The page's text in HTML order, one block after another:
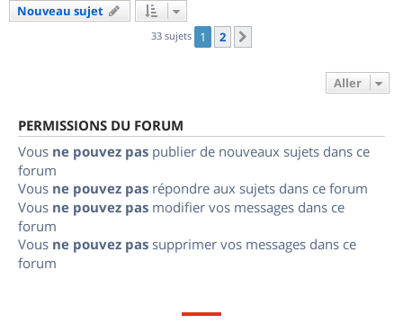
Nouveau sujet
33 sujets 1 2
Aller
PERMISSIONS DU FORUM
Vous ne pouvez pas publier de nouveaux sujets dans ce
forum
Vous ne pouvez pas répondre aux sujets dans ce forum
Vous ne pouvez pas modifier vos messages dans ce
forum
Vous ne pouvez pas supprimer vos messages dans ce
forum